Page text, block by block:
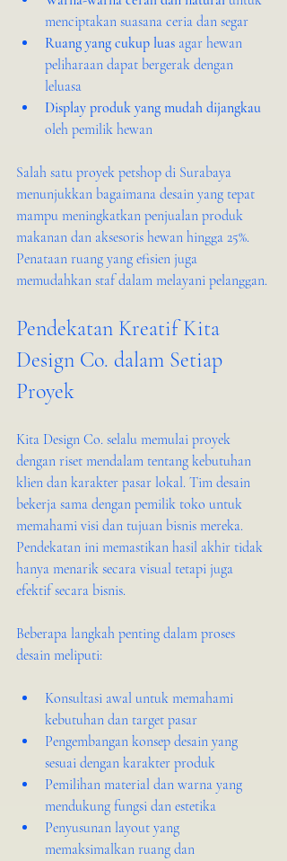
menciptakan suasana ceria dan segar
Ruang yang cukup luas agar hewan
peliharaan dapat bergerak dengan
leluasa
Display produk yang mudah dijangkau
oleh pemilik hewan
Salah satu proyek petshop di Surabaya
menunjukkan bagaimana desain yang tepat
mampu meningkatkan penjualan produk
makanan dan aksesoris hewan hingga 25%.
Penataan ruang yang efisien juga
memudahkan staf dalam melayani pelanggan.
Pendekatan Kreatif Kita
Design Co. dalam Setiap
Proyek
Kita Design Co. selalu memulai proyek
dengan riset mendalam tentang kebutuhan
klien dan karakter pasar lokal. Tim desain
bekerja sama dengan pemilik toko untuk
memahami visi dan tujuan bisnis mereka.
Pendekatan ini memastikan hasil akhir tidak
hanya menarik secara visual tetapi juga
efektif secara bisnis.
Beberapa langkah penting dalam proses
desain meliputi:
Konsultasi awal untuk memahami
kebutuhan dan target pasar
Pengembangan konsep desain yang
sesuai dengan karakter produk
Pemilihan material dan warna yang
mendukung fungsi dan estetika
Penyusunan layout yang
memaksimalkan ruang dan